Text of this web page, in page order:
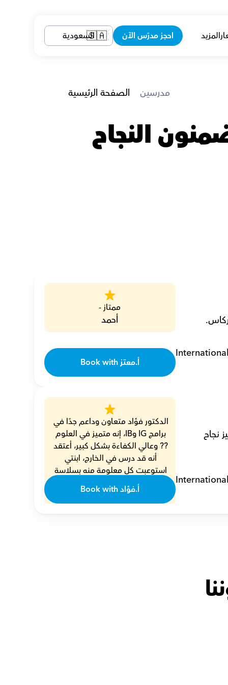
الصفحة الرئيسية مدرسين
ممتاز -
أحمد
Book with أ.معتز
برامج IG وIB، إنه متميز في العلوم
?? وعالي الكفاءة بشكل كبير، أعتقد
أنه قد درس في الخارج، ابنتي
استوعبت كل معلومة منه بسلاسة
??
أمل Book with أ.فؤاد
المزيد احجز مدرّس الآن 🇸🇦السعودية